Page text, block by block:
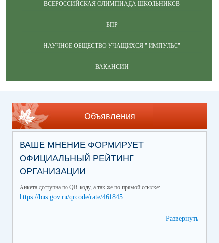
ВСЕРОССИЙСКАЯ ОЛИМПИАДА ШКОЛЬНИКОВ
ВПР
НАУЧНОЕ ОБЩЕСТВО УЧАЩИХСЯ " ИМПУЛЬС"
ВАКАНСИИ
Объявления
ВАШЕ МНЕНИЕ ФОРМИРУЕТ
ОФИЦИАЛЬНЫЙ РЕЙТИНГ
ОРГАНИЗАЦИИ
Анкета доступна по QR-коду, а так же по прямой ссылке:
https://bus.gov.ru/qrcode/rate/461845
Развернуть